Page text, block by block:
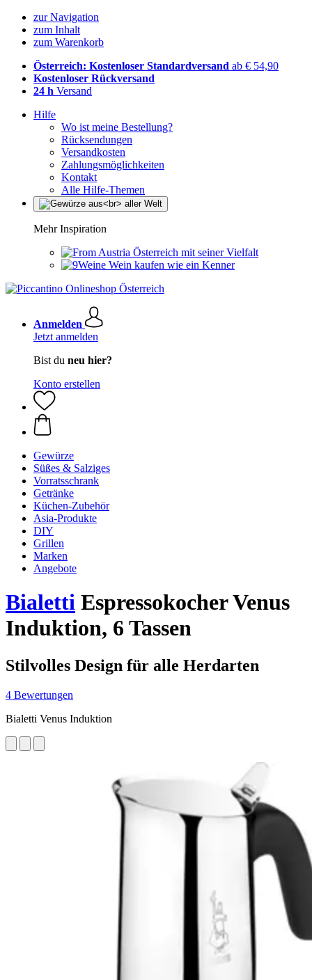
zur Navigation
zum Inhalt
zum Warenkorb
Österreich: Kostenloser Standardversand ab € 54,90
Kostenloser Rückversand
24 h Versand
Hilfe
Wo ist meine Bestellung?
Rücksendungen
Versandkosten
Zahlungsmöglichkeiten
Kontakt
Alle Hilfe-Themen
Mehr Inspiration
Österreich mit seiner Vielfalt
Wein kaufen wie ein Kenner
Anmelden
Jetzt anmelden
Bist du neu hier?
Konto erstellen
Gewürze
Süßes & Salziges
Vorratsschrank
Getränke
Küchen-Zubehör
Asia-Produkte
DIY
Grillen
Marken
Angebote
Bialetti Espressokocher Venus
Induktion, 6 Tassen
Stilvolles Design für alle Herdarten
4 Bewertungen
Bialetti Venus Induktion